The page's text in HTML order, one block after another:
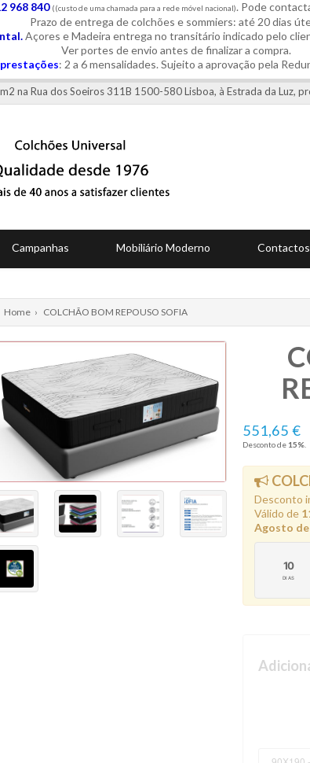
968 840 ((custo de uma chamada para a rede móvel nacional). Pode
Prazo de entrega de colchões e sommiers: até 20 dias
Açores e Madeira entrega no transitário indicado pelo
Ver portes de envio antes de finalizar a compra.
: 2 a 6 mensalidades. Sujeito a aprovação pela
na Rua dos Soeiros 311B 1500-580 Lisboa, à Estrada da Luz,
Campanhas Mobiliário Moderno Contactos
Home › COLCHÃO BOM REPOUSO SOFIA
551,65 €
Desconto de 15%
Desconto
Válido de
Agosto de
10
DIAS